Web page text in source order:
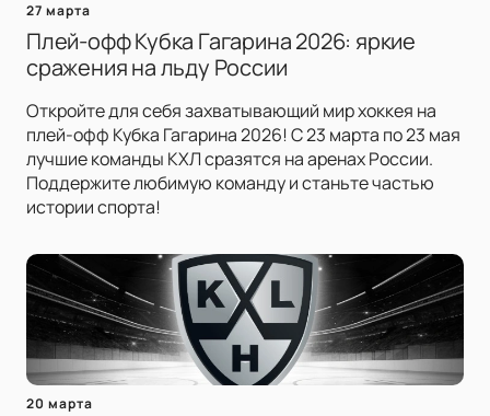
27 марта
Плей-офф Кубка Гагарина 2026: яркие
сражения на льду России
Откройте для себя захватывающий мир хоккея на
плей-офф Кубка Гагарина 2026! С 23 марта по 23 мая
лучшие команды КХЛ сразятся на аренах России.
Поддержите любимую команду и станьте частью
истории спорта!
20 марта